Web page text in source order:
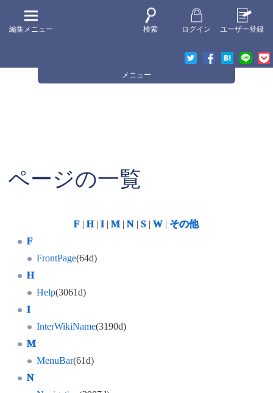
編集メニュー 検索 ログイン ユーザー登録
メニュー
ページの一覧
F |H|I |M |N |S |W | その他
F
FrontPage(64d)
H
Help(3061d)
I
InterWikiName(3190d)
M
MenuBar(61d)
N